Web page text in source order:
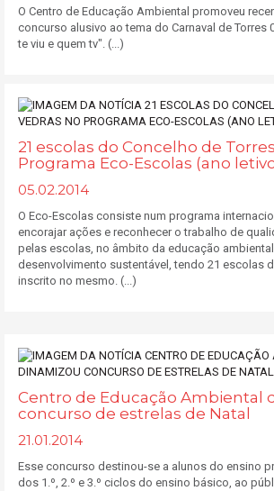
O Centro de Educação Ambiental promoveu
concurso alusivo ao tema do Carnaval de Torres
te viu e quem tv". (...)
21 escolas do Concelho de
Programa Eco-Escolas (ano letivo
05.02.2014
O Eco-Escolas consiste num programa
encorajar ações e reconhecer o trabalho de
pelas escolas, no âmbito da educação
desenvolvimento sustentável, tendo 21 escolas
inscrito no mesmo. (...)
Centro de Educação Ambiental
concurso de estrelas de Natal
21.01.2014
Esse concurso destinou-se a alunos do ensino
dos 1.º, 2.º e 3.º ciclos do ensino básico, ao